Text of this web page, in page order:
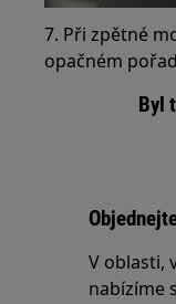
7. Při zpětné
opačném
Byl
V oblasti,
nabízíme